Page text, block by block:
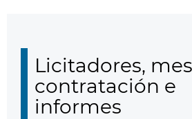
Licitadores,
contratación e
informes